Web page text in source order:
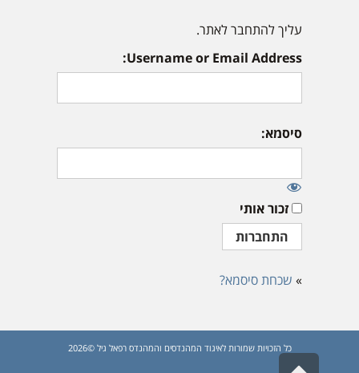
עליך להתחבר לאתר.
Username or Email Address:
סיסמא:
זכור אותי
» שכחת סיסמא?
כל הזכויות שמורות לאיגוד המהנדסים והמהנדס רפאל גיל ©2026